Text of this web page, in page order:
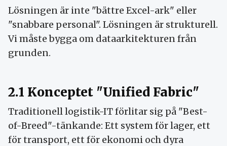
Lösningen är inte "bättre Excel-ark" eller
"snabbare personal". Lösningen är strukturell.
Vi måste bygga om dataarkitekturen från
grunden.
2.1 Konceptet "Unified Fabric"
Traditionell logistik-IT förlitar sig på "Best-
of-Breed"-tänkande: Ett system för lager, ett
för transport, ett för ekonomi och dyra